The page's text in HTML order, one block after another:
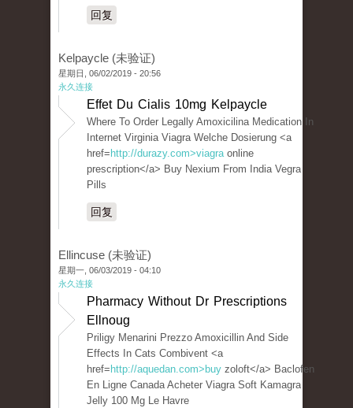
回复
Kelpaycle (未验证)
星期日, 06/02/2019 - 20:56
永久连接
Effet Du Cialis 10mg Kelpaycle
Where To Order Legally Amoxicilina Medication In
Internet Virginia Viagra Welche Dosierung <a
href= http://durazy.com>viagraonline
prescription</a> Buy Nexium From India Vegra
Pills
回复
Ellincuse (未验证)
星期一, 06/03/2019 - 04:10
永久连接
Pharmacy Without Dr Prescriptions
Ellnoug
Priligy Menarini Prezzo Amoxicillin And Side
Effects In Cats Combivent <a
href= http://aquedan.com>buy zoloft</a> Baclofen
En Ligne Canada Acheter Viagra Soft Kamagra
Jelly 100 Mg Le Havre